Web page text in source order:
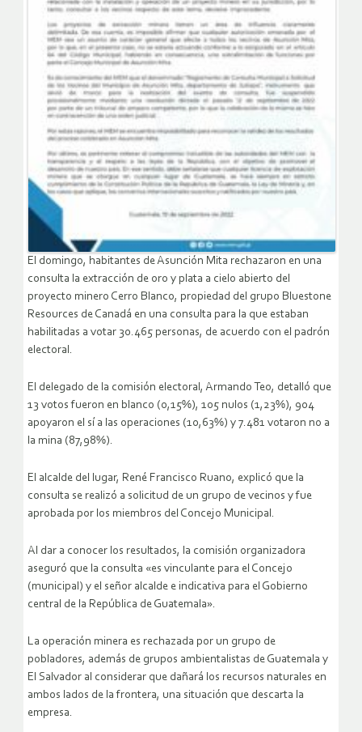
El domingo, habitantes de Asunción Mita rechazaron en una
consulta la extracción de oro y plata a cielo abierto del
proyecto minero Cerro Blanco, propiedad del grupo Bluestone
Resources de Canadá en una consulta para la que estaban
habilitadas a votar 30.465 personas, de acuerdo con el padrón
electoral.
El delegado de la comisión electoral, Armando Teo, detalló que
13 votos fueron en blanco (0,15%), 105 nulos (1,23%), 904
apoyaron el sí a las operaciones (10,63%) y 7.481 votaron no a
la mina (87,98%).
El alcalde del lugar, René Francisco Ruano, explicó que la
consulta se realizó a solicitud de un grupo de vecinos y fue
aprobada por los miembros del Concejo Municipal.
Al dar a conocer los resultados, la comisión organizadora
aseguró que la consulta «es vinculante para el Concejo
(municipal) y el señor alcalde e indicativa para el Gobierno
central de la República de Guatemala».
La operación minera es rechazada por un grupo de
pobladores, además de grupos ambientalistas de Guatemala y
El Salvador al considerar que dañará los recursos naturales en
ambos lados de la frontera, una situación que descarta la
empresa.